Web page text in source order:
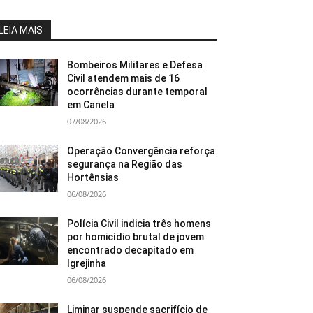
MAIS
Bombeiros Militares e Defesa
Civil atendem mais de 16
ocorrências durante temporal
em Canela
07/08/2026
Operação Convergência reforça
segurança na Região das
Hortênsias
06/08/2026
Polícia Civil indicia três homens
por homicídio brutal de jovem
encontrado decapitado em
Igrejinha
06/08/2026
Liminar suspende sacrifício de